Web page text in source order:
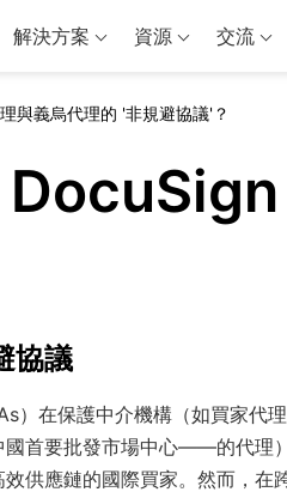
解決方案 資源 交流
與義烏代理的 '非規避協議'？
協議
）在保護中介機構（如買家代
首要批發市場中心——的代理
供應鏈的國際買家。然而，